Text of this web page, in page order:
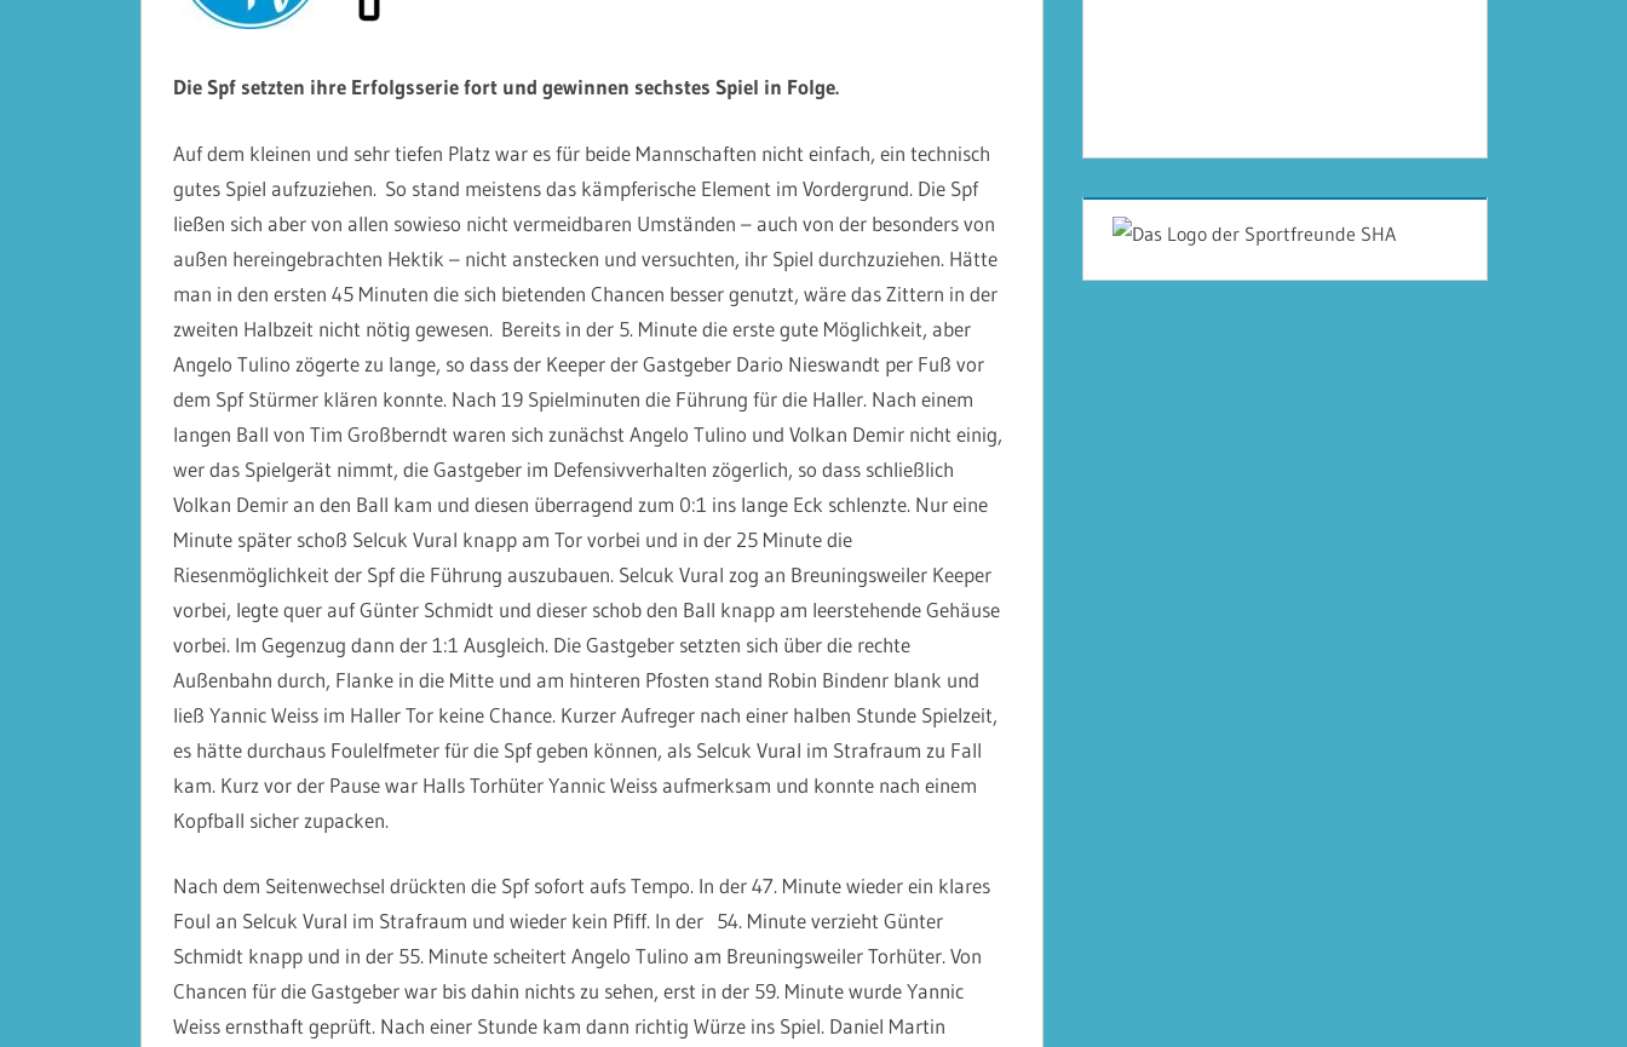
Die Spf setzten ihre Erfolgsserie fort und gewinnen sechstes Spiel in Folge.
Auf dem kleinen und sehr tiefen Platz war es für beide Mannschaften nicht einfach, ein technisch
gutes Spiel aufzuziehen. So stand meistens das kämpferische Element im Vordergrund. Die Spf
ließen sich aber von allen sowieso nicht vermeidbaren Umständen – auch von der besonders von
außen hereingebrachten Hektik – nicht anstecken und versuchten, ihr Spiel durchzuziehen. Hätte
man in den ersten 45 Minuten die sich bietenden Chancen besser genutzt, wäre das Zittern in der
zweiten Halbzeit nicht nötig gewesen. Bereits in der 5. Minute die erste gute Möglichkeit, aber
Angelo Tulino zögerte zu lange, so dass der Keeper der Gastgeber Dario Nieswandt per Fuß vor
dem Spf Stürmer klären konnte. Nach 19 Spielminuten die Führung für die Haller. Nach einem
langen Ball von Tim Großberndt waren sich zunächst Angelo Tulino und Volkan Demir nicht einig,
wer das Spielgerät nimmt, die Gastgeber im Defensivverhalten zögerlich, so dass schließlich
Volkan Demir an den Ball kam und diesen überragend zum 0:1 ins lange Eck schlenzte. Nur eine
Minute später schoß Selcuk Vural knapp am Tor vorbei und in der 25 Minute die
Riesenmöglichkeit der Spf die Führung auszubauen. Selcuk Vural zog an Breuningsweiler Keeper
vorbei, legte quer auf Günter Schmidt und dieser schob den Ball knapp am leerstehende Gehäuse
vorbei. Im Gegenzug dann der 1:1 Ausgleich. Die Gastgeber setzten sich über die rechte
Außenbahn durch, Flanke in die Mitte und am hinteren Pfosten stand Robin Bindenr blank und
ließ Yannic Weiss im Haller Tor keine Chance. Kurzer Aufreger nach einer halben Stunde Spielzeit,
es hätte durchaus Foulelfmeter für die Spf geben können, als Selcuk Vural im Strafraum zu Fall
kam. Kurz vor der Pause war Halls Torhüter Yannic Weiss aufmerksam und konnte nach einem
Kopfball sicher zupacken.
Nach dem Seitenwechsel drückten die Spf sofort aufs Tempo. In der 47. Minute wieder ein klares
Foul an Selcuk Vural im Strafraum und wieder kein Pfiff. In der 54. Minute verzieht Günter
Schmidt knapp und in der 55. Minute scheitert Angelo Tulino am Breuningsweiler Torhüter. Von
Chancen für die Gastgeber war bis dahin nichts zu sehen, erst in der 59. Minute wurde Yannic
Weiss ernsthaft geprüft. Nach einer Stunde kam dann richtig Würze ins Spiel. Daniel Martin